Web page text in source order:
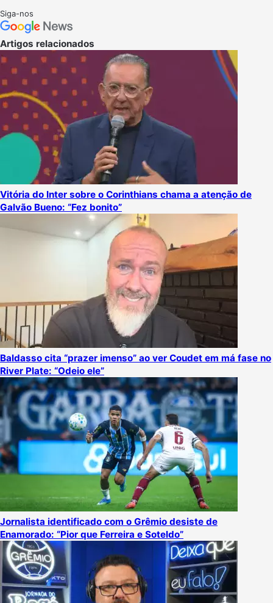
Siga-nos
Artigos relacionados
Vitória do Inter sobre o Corinthians chama a atenção de
Galvão Bueno: “Fez bonito”
Baldasso cita “prazer imenso” ao ver Coudet em má fase no
River Plate: “Odeio ele”
Jornalista identificado com o Grêmio desiste de
Enamorado: “Pior que Ferreira e Soteldo”